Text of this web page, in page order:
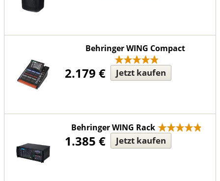
Behringer WING Compact
2.179 € Jetzt kaufen
Behringer WING Rack
1.385 € Jetzt kaufen